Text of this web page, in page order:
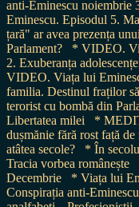
anti-Eminescu noiembrie
Eminescu. Episodul 5.
țară" ar avea prezența
Parlament?
* VIDEO.
2. Exuberanța
VIDEO. Viața lui
familia. Destinul fraților
terorist cu bombă din
Libertatea milei
*
dușmănie fără rost față
atâtea secole?
* În
Tracia vorbea românește
Decembrie
* Viața lui
Conspirația anti-Eminescu